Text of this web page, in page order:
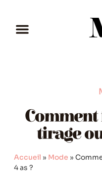
tirage
Accueil » Mode »
4 as ?